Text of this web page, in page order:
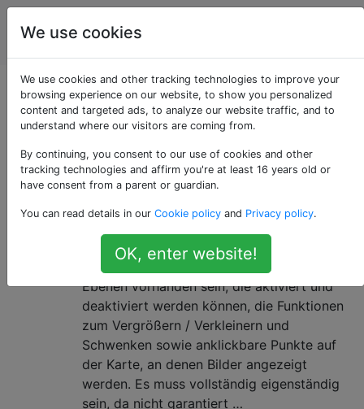
Geografisches
Informationssystem
Als «geopdf»
getaggte Fragen
10
Hinzufügen einer interaktiven
Karte zu PDF?
meines Unternehmens eine interaktive
Karte hinzuzufügen. Es müssen mehrere
Ebenen vorhanden sein, die aktiviert und
deaktiviert werden können, die Funktionen
zum Vergrößern / Verkleinern und
Schwenken sowie anklickbare Punkte auf
der Karte, an denen Bilder angezeigt
werden. Es muss vollständig eigenständig
sein, da nicht garantiert …
We use cookies
We use cookies and other tracking technologies to improve your
browsing experience on our website, to show you personalized
content and targeted ads, to analyze our website traffic, and to
understand where our visitors are coming from.
By continuing, you consent to our use of cookies and other
tracking technologies and affirm you're at least 16 years old or
have consent from a parent or guardian.
You can read details in our Cookie policy and Privacy policy.
OK, enter website!